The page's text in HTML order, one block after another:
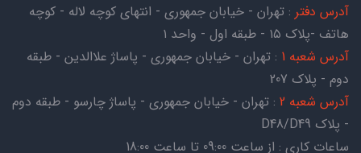
آدرس دفتر : تهران - خیابان جمهوری - انتهای کوچه لاله - کوچه
هاتف -پلاک ۱۵ - طبقه اول - واحد ۱
آدرس شعبه 1
: تهران - خیابان جمهوری - پاساژ علاالدین - طبقه
دوم - پلاک 207
آدرس شعبه 2
: تهران - خیابان جمهوری - پاساژ چارسو - طبقه دوم
- پلاک D48/D49
ساعات کاری : از ساعت 09:00 تا ساعت 18:00